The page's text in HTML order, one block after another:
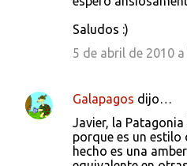
Saludos :)
5 de abril de 2010 a
Galapagos dijo…
Javier, la
porque es un estilo
hecho es una